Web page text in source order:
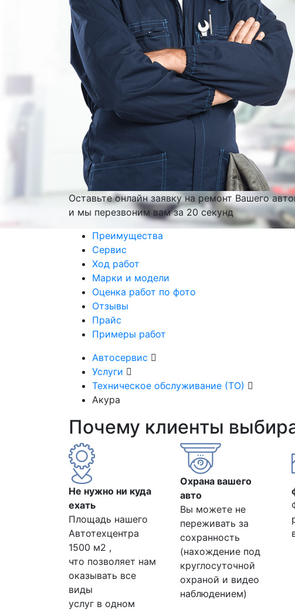
Оставьте онлайн заявку на ремонт Вашего
и мы перезвоним вамза 20 секунд
Преимущества
Сервис
Ход работ
Марки и модели
Оценка работ по фото
Отзывы
Прайс
Примеры работ
Автосервис
Услуги
Техническое обслуживание (ТО)
Акура
Почему клиенты
Не нужно ни куда
ехать
Площадь нашего
Автотехцентра
1500 м2 ,
что позволяет нам
оказывать все
виды
услуг в одном
Охрана вашего
авто
Вы можете не
переживать за
сохранность
(нахождение под
круглосуточной
охраной и видео
наблюдением)